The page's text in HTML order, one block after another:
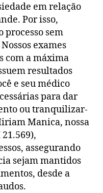
em relação
Por isso,
processo sem
exames
com a máxima
resultados
e seu médico
para dar
ou tranquilizar-
Manica, nossa
assegurando
sejam mantidos
desde a